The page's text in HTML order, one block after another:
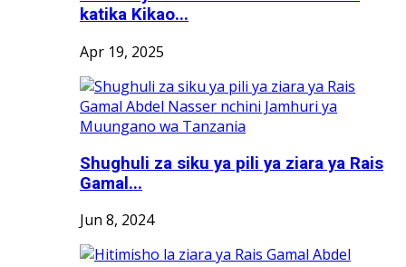
katika Kikao...
Apr 19, 2025
Shughuli za siku ya pili ya ziara ya Rais
Gamal...
Jun 8, 2024